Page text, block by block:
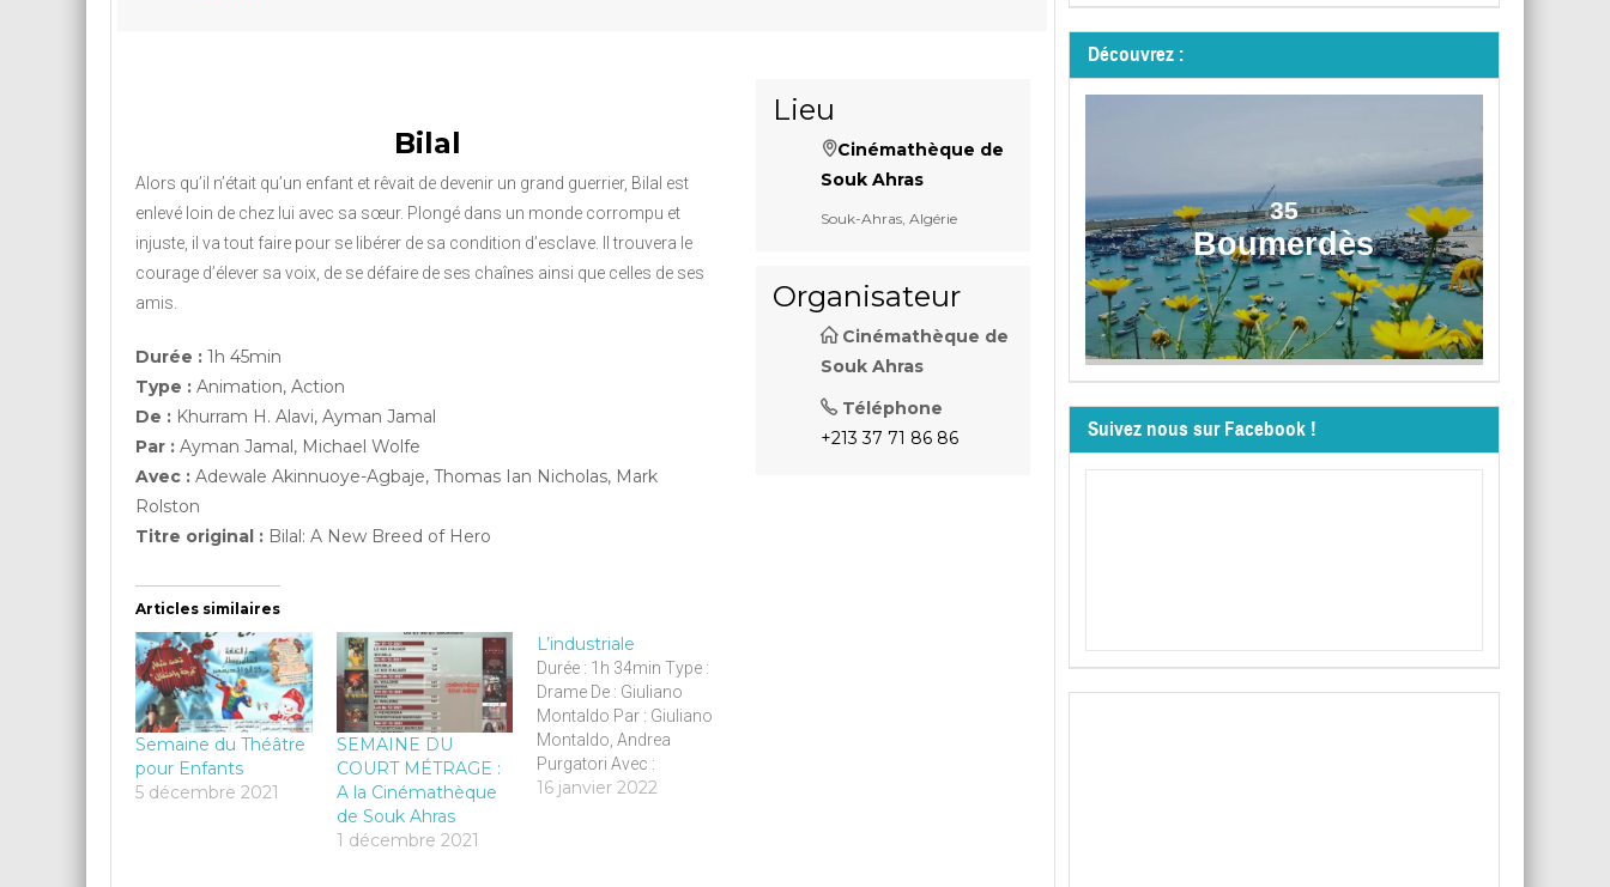
Bilal
Alors qu’il n’était qu’un enfant et rêvait de devenir un grand guerrier, Bilal est
enlevé loin de chez lui avec sa sœur. Plongé dans un monde corrompu et
injuste, il va tout faire pour se libérer de sa condition d’esclave. Il trouvera le
courage d’élever sa voix, de se défaire de ses chaînes ainsi que celles de ses
amis.
Durée : 1h 45min
Type : Animation, Action
De : Khurram H. Alavi, Ayman Jamal
Par : Ayman Jamal, Michael Wolfe
Avec : Adewale Akinnuoye-Agbaje, Thomas Ian Nicholas, Mark
Rolston
Titre original : Bilal: A New Breed of Hero
Articles similaires
Semaine du Théâtre
pour Enfants
5 décembre 2021
SEMAINE DU
COURT MÉTRAGE :
A la Cinémathèque
de Souk Ahras
1 décembre 2021
L’industriale
Durée : 1h 34min Type :
Drame De : Giuliano
Montaldo Par : Giuliano
Montaldo, Andrea
Purgatori Avec :
Pierfrancesco Favino,
16 janvier 2022
Lieu
Cinémathèque de
Souk Ahras
Souk-Ahras, Algérie
Organisateur
Cinémathèque de
Souk Ahras
Téléphone
+213 37 71 86 86
Découvrez :
35
Boumerdès
Suivez nous sur Facebook !